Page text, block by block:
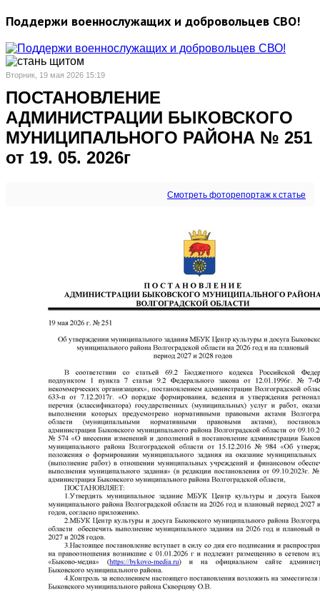
Поддержи военнослужащих и добровольцев СВО!
Вторник, 19 мая 2026 15:19
ПОСТАНОВЛЕНИЕ
АДМИНИСТРАЦИИ БЫКОВСКОГО
МУНИЦИПАЛЬНОГО РАЙОНА № 251
от 19. 05. 2026г
Смотреть фоторепортаж к статье